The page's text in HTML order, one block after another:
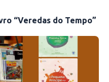
“Veredas do Tempo”